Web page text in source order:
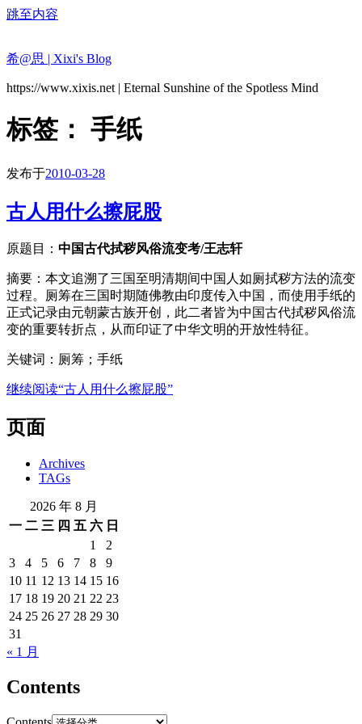
跳至内容
希@思 | Xixi's Blog
https://www.xixis.net | Eternal Sunshine of the Spotless Mind
标签： 手纸
发布于2010-03-28
古人用什么擦屁股
原题目： 中国古代拭秽风俗流变考/王志轩
摘要：本文追溯了三国至明清期间中国人如厕拭秽方法的流变
过程。厕筹在三国时期随佛教由印度传入中国，而使用手纸的
正式记录由元朝蒙古族开创，此二者皆为中国古代拭秽风俗流
变的重要转折点，从而印证了中华文明的开放性特征。
关键词：厕筹；手纸
继续阅读“古人用什么擦屁股”
页面
Archives
TAGs
2026 年 8 月
一 二 三 四 五 六 日
1
2
3
4 5 6 7 8
9
10 11 12 13 14 15 16
17 18 19 20 21 22 23
24 25 26 27 28 29 30
31
« 1 月
Contents